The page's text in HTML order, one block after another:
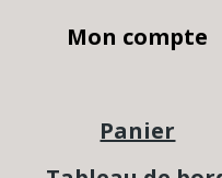
Mon compte
Panier